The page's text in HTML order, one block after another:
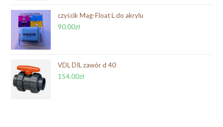
czyścik Mag-Float L do akrylu
90.00zł
VDL DIL zawór d 40
154.00zł